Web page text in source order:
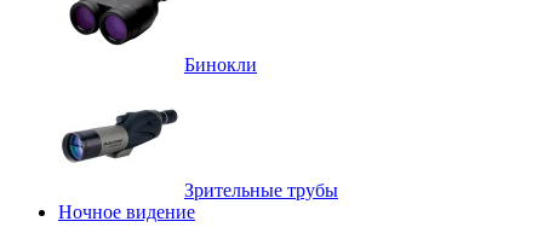
Бинокли
Зрительные трубы
Ночное видение